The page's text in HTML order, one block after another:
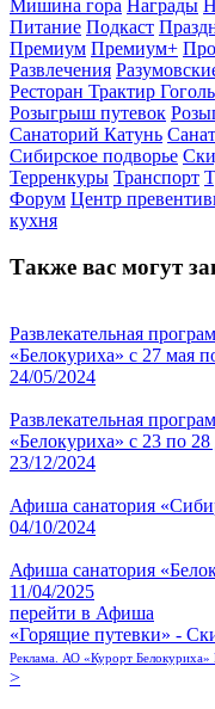
Мишина гора Награды
Питание Подкаст
Премиум Премиум+
Развлечения
Ресторан Трактир Гоголь
Розыгрыш путевок
Санаторий Катунь
Сибирское подворье
Терренкуры Транспорт
Форум Центр
кухня
Также вас могут
Развлекательная
«Белокуриха» с 27 мая
24/05/2024
Развлекательная
«Белокуриха» с 23 по 28
23/12/2024
Афиша санатория
04/10/2024
Афиша санатория
11/04/2025
перейти в Афиша
«Горящие путевки» -
Реклама. АО «Курорт
>